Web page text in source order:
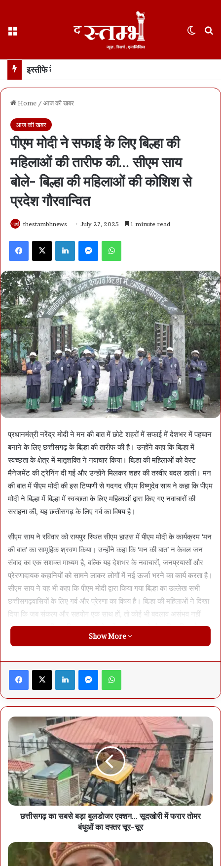
Home / आज की खबर
आज की खबर
पीएम मोदी ने सफाई के लिए बिल्हा की
महिलाओं की तारीफ की… सीएम साय
बोले- बिल्हा की महिलाओं की कोशिश से
प्रदेश गौरवान्वित
thestambhnews July 27, 2025 1 minute read
Facebook X LinkedIn
प्रधानमंत्री नरेंद्र मोदी ने मन की बात में छोटे शहरों में सफाई में देशभर में पहचान
बनाने के लिए छत्तीसगढ़ के बिल्हा की तारीफ की है। उन्होंने कहा कि बिल्हा में
स्वच्छता के क्षेत्र में मातृशक्ति ने नवाचार किया। बिल्हा की महिलाओं को वेस्ट
मैनेजमेंट की ट्रेनिंग दी गई और उन्होंने मिलकर शहर की तस्वीर बदल डाली। मन
की बात में पीएम मोदी की इस टिप्पणी से गदगद सीएम विष्णुदेव साय ने कहा कि पीएम
मोदी ने बिल्हा में बिल्हा में स्वच्छता के लिए महिलाओं द्वारा किए गए नवाचारों की
सराहना की, यह छत्तीसगढ़ के लिए गर्व का विषय है।
सीएम साय ने रविवार को रायपुर स्थित सीएम हाउस में पीएम मोदी के कार्यक्रम ‘मन
की बात’ का सामूहिक श्रवण किया। उन्होंने कहा कि ‘मन की बात’ न केवल जन
संवाद का एक सशक्त माध्यम है, बल्कि यह देशभर के नवाचारों, जनप्रयासों और
प्रेरणादायक कहानियों को सामने लाकर लोगों में नई ऊर्जा भरने का कार्य करता है।
सीएम साय ने यह भी कहा कि पीएम मोदी द्वारा किया गया बिल्हा का उल्लेख सभी
छत्तीसगढ़वासियों के लिए गर्व और प्रेरणा का विषय है। बिल्हा की महिलाओं ने दिखा
दिया कि जब संकल्प और सहयोग एक साथ हों, तो कोई भी बदलाव असंभव नहीं
होता। स्वच्छता की इस मिसाल ने पूरे देश में छत्तीसगढ़ को गौरवान्वित किया है।
बिल्हा की महिलाओं ने अपने संकल्प से इसे देश का सबसे स्वच्छ शहर बना दिया है।
नगरीय निकाय शामिल हैं। सीएम साय ने इन निकायों के जनप्रतिनिधियों, निगम
आयुक्तों, सीएमओ, स्वच्छता दीदियों और सफाईकर्मियों को बधाई देते हुए कहा कि यह
हो रहा है।
Show More
Facebook X LinkedIn
छत्तीसगढ़ का सबसे बड़ा बुलडोजर एक्शन… सूदखोरी में फरार तोमर
बंधुओं का दफ्तर चूर-चूर